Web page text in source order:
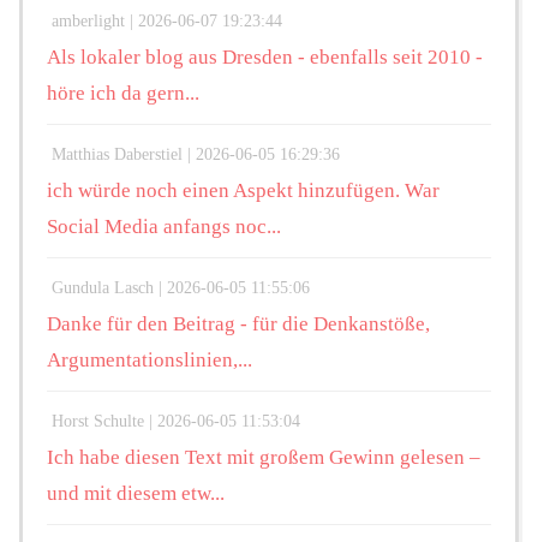
amberlight | 2026-06-07 19:23:44
Als lokaler blog aus Dresden - ebenfalls seit 2010 -
höre ich da gern...
Matthias Daberstiel | 2026-06-05 16:29:36
ich würde noch einen Aspekt hinzufügen. War
Social Media anfangs noc...
Gundula Lasch | 2026-06-05 11:55:06
Danke für den Beitrag - für die Denkanstöße,
Argumentationslinien,...
Horst Schulte | 2026-06-05 11:53:04
Ich habe diesen Text mit großem Gewinn gelesen –
und mit diesem etw...